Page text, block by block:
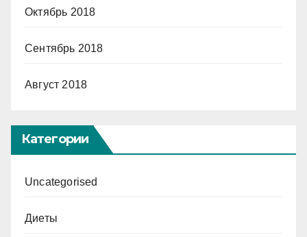
Октябрь 2018
Сентябрь 2018
Август 2018
Категории
Uncategorised
Диеты